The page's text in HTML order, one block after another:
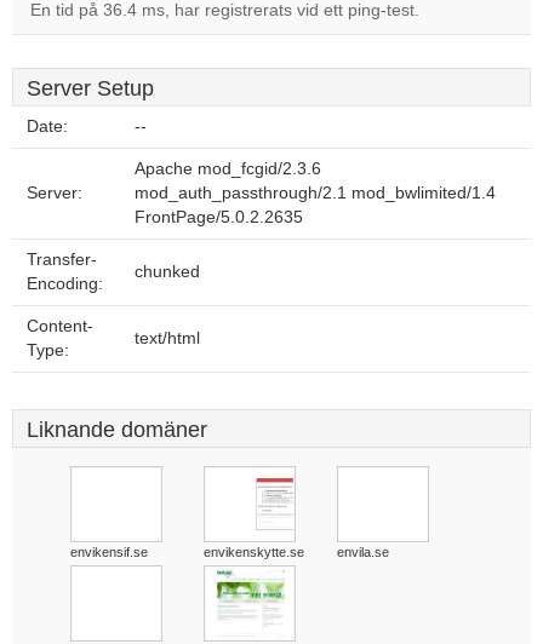
En tid på 36.4 ms, har registrerats vid ett ping-test.
Server Setup
Date: --
Server:
Apache mod_fcgid/2.3.6
mod_auth_passthrough/2.1 mod_bwlimited/1.4
FrontPage/5.0.2.2635
Transfer-
Encoding:
chunked
Content-
Type:
text/html
Liknande domäner
envikensif.se envikenskytte.se envila.se